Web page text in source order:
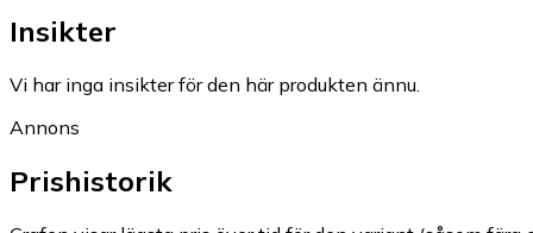
Insikter
Vi har inga insikter för den här produkten ännu.
Annons
Prishistorik